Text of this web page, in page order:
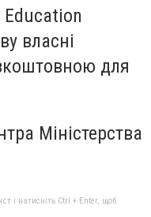
Education
власні
для
Міністерства
і натисніть Ctrl + Enter, щоб